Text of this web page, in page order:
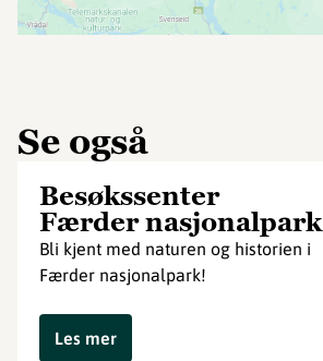
Se også
Besøkssenter
Færder nasjonalpark
Bli kjent med naturen og historien i
Færder nasjonalpark!
Les mer